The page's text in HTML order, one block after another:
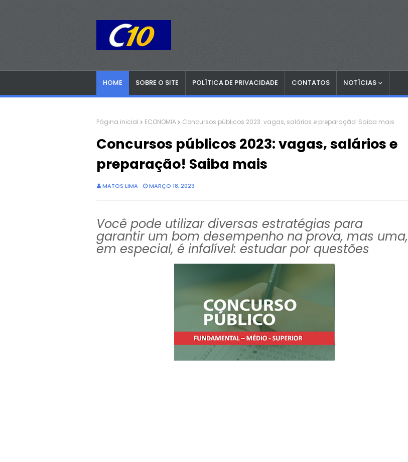
HOME SOBRE O SITE POLÍTICA DE PRIVACIDADE CONTATOS NOTÍCIAS
Página inicial ECONOMIA Concursos públicos 2023: vagas, salários e preparação! Saiba mais
Concursos públicos 2023: vagas, salários e
preparação! Saiba mais
MATOS LIMA MARÇO 18, 2023
Você pode utilizar diversas estratégias para
garantir um bom desempenho na prova, mas uma,
em especial, é infalível: estudar por questões